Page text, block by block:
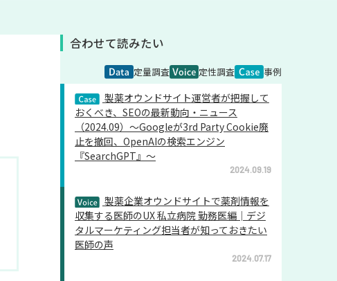
合わせて読みたい
定量調査 定性調査 事例
製薬オウンドサイト運営者が把握して
おくべき、SEOの最新動向・ニュース
（2024.09）～Googleが3rd Party Cookie廃
止を撤回、OpenAIの検索エンジン
『SearchGPT』～
2024.09.19
製薬企業オウンドサイトで薬剤情報を
収集する医師のUX 私立病院 勤務医編│デジ
タルマーケティング担当者が知っておきたい
医師の声
2024.07.17